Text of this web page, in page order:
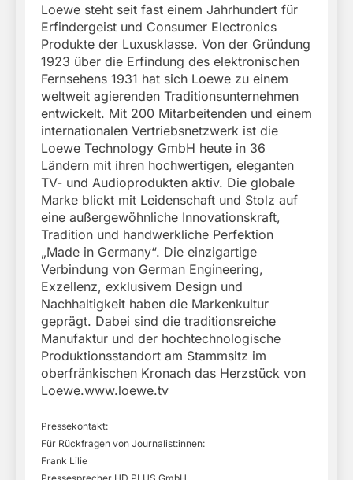
Loewe steht seit fast einem Jahrhundert für
Erfindergeist und Consumer Electronics
Produkte der Luxusklasse. Von der Gründung
1923 über die Erfindung des elektronischen
Fernsehens 1931 hat sich Loewe zu einem
weltweit agierenden Traditionsunternehmen
entwickelt. Mit 200 Mitarbeitenden und einem
internationalen Vertriebsnetzwerk ist die
Loewe Technology GmbH heute in 36
Ländern mit ihren hochwertigen, eleganten
TV- und Audioprodukten aktiv. Die globale
Marke blickt mit Leidenschaft und Stolz auf
eine außergewöhnliche Innovationskraft,
Tradition und handwerkliche Perfektion
„Made in Germany“. Die einzigartige
Verbindung von German Engineering,
Exzellenz, exklusivem Design und
Nachhaltigkeit haben die Markenkultur
geprägt. Dabei sind die traditionsreiche
Manufaktur und der hochtechnologische
Produktionsstandort am Stammsitz im
oberfränkischen Kronach das Herzstück von
Loewe.www.loewe.tv
Pressekontakt:
Für Rückfragen von Journalist:innen:
Frank Lilie